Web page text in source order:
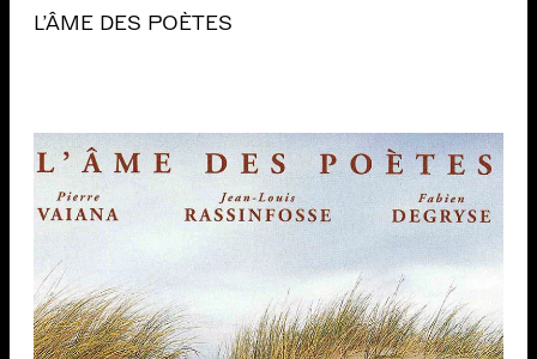
L'ÂME DES POÈTES